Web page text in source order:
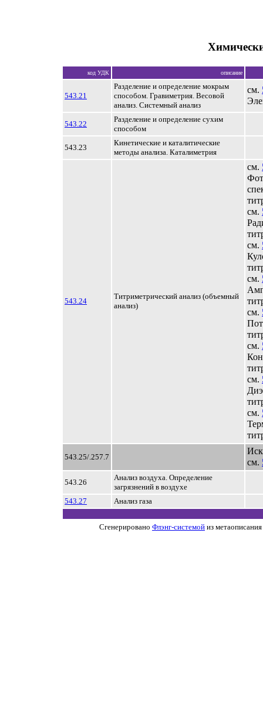
код УДК описание
543.21
Разделение и определение мокрым
способом. Гравиметрия. Весовой
анализ. Системный анализ
см.
543.22
Разделение и определение сухим
способом
543.23
Кинетические и каталитические
методы анализа. Каталиметрия
543.24
Титриметрический анализ (объемный
анализ)
см.
см.
см.
см.
см.
см.
см.
см.
543.25/.257.7
см.
543.26
Анализ воздуха. Определение
загрязнений в воздухе
543.27
Анализ газа
Сгенерировано Флэнг-системой из